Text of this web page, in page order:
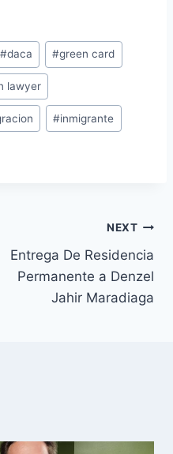
#daca #green card
lawyer
#inmigrante
NEXT
Entrega De Residencia
Permanente a Denzel
Jahir Maradiaga